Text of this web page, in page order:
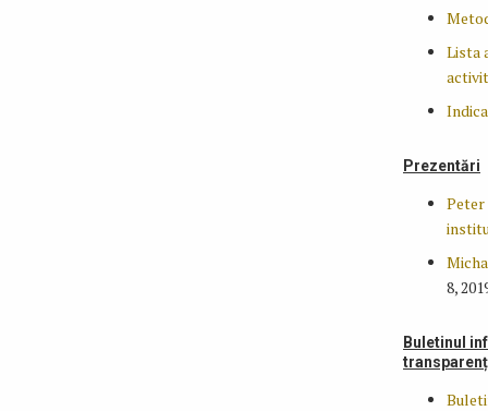
Lista
Prezentări
Peter
8,
Buletinul